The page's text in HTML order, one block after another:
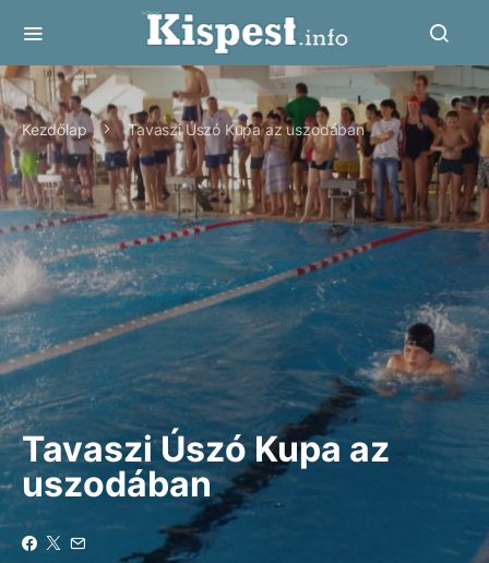
Kezdőlap Tavaszi Úszó Kupa az uszodában
Tavaszi Úszó Kupa az
uszodában